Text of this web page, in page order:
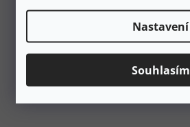
Nastavení
Souhlasím